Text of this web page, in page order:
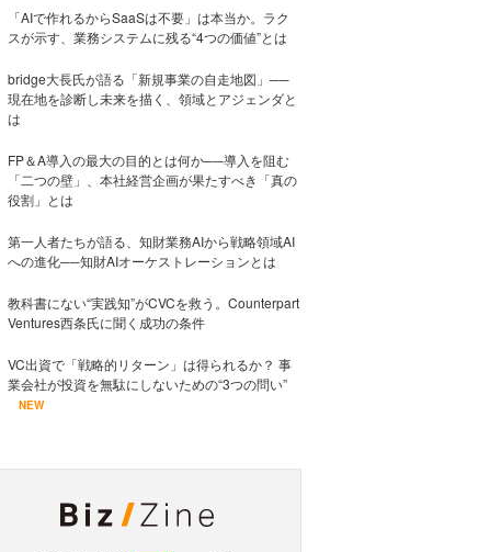
「AIで作れるからSaaSは不要」は本当か。ラク
スが示す、業務システムに残る“4つの価値”とは
bridge大長氏が語る「新規事業の自走地図」──
現在地を診断し未来を描く、領域とアジェンダと
は
FP＆A導入の最大の目的とは何か──導入を阻む
「二つの壁」、本社経営企画が果たすべき「真の
役割」とは
第一人者たちが語る、知財業務AIから戦略領域AI
への進化──知財AIオーケストレーションとは
教科書にない“実践知”がCVCを救う。Counterpart
Ventures西条氏に聞く成功の条件
VC出資で「戦略的リターン」は得られるか？ 事
業会社が投資を無駄にしないための“3つの問い”
NEW